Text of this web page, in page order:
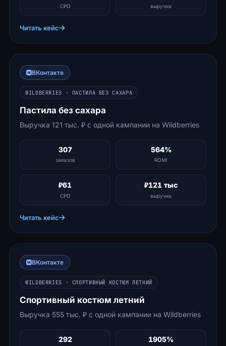
CPO выручка
Читать кейс
ВКонтакте
WILDBERRIES · ПАСТИЛА БЕЗ САХАРА
Пастила без сахара
Выручка 121 тыс. ₽ с одной кампании на Wildberries
307
заказов
564%
ROMI
₽61
CPO
₽121 тыс
выручка
Читать кейс
ВКонтакте
WILDBERRIES · СПОРТИВНЫЙ КОСТЮМ ЛЕТНИЙ
Спортивный костюм летний
Выручка 555 тыс. ₽ с одной кампании на Wildberries
292 1905%